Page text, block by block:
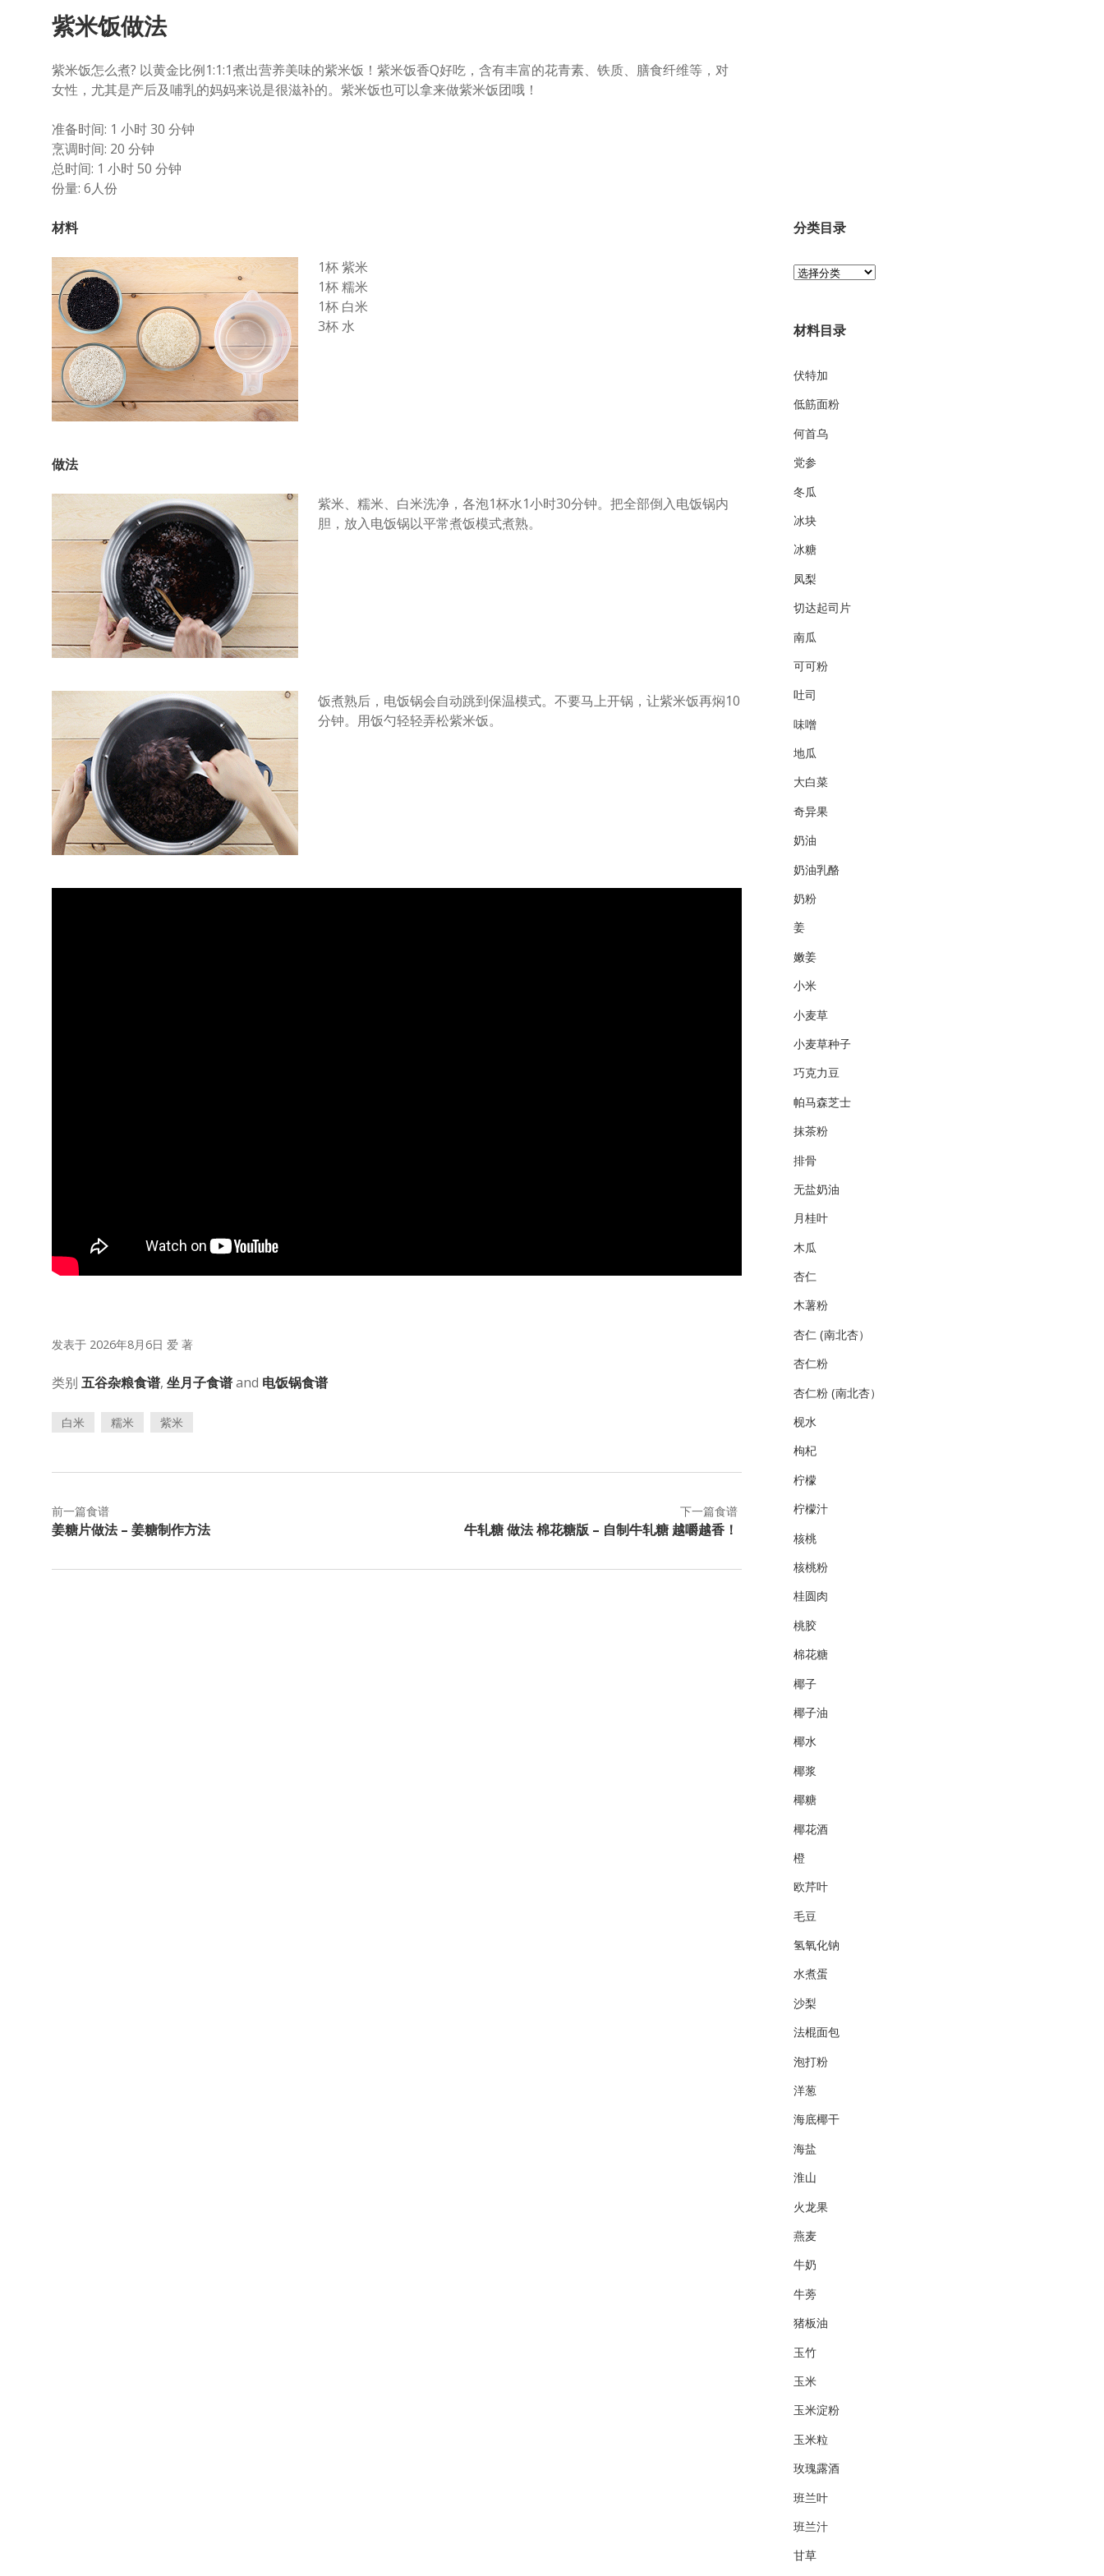
紫米饭做法
紫米饭怎么煮? 以黄金比例1:1:1煮出营养美味的紫米饭！紫米饭香Q好吃，含有丰富的花青素、铁质、膳食纤维等，对
女性，尤其是产后及哺乳的妈妈来说是很滋补的。紫米饭也可以拿来做紫米饭团哦！
准备时间: 1 小时 30 分钟
烹调时间: 20 分钟
总时间: 1 小时 50 分钟
份量: 6人份
材料
1杯 紫米
1杯 糯米
1杯 白米
3杯 水
做法
紫米、糯米、白米洗净，各泡1杯水1小时30分钟。把全部倒入电饭锅内
胆，放入电饭锅以平常煮饭模式煮熟。
饭煮熟后，电饭锅会自动跳到保温模式。不要马上开锅，让紫米饭再焖10
分钟。用饭勺轻轻弄松紫米饭。
发表于 2026年8月6日 爱 著
类别 五谷杂粮食谱, 坐月子食谱and 电饭锅食谱
白米 糯米 紫米
前一篇食谱
姜糖片做法 – 姜糖制作方法
下一篇食谱
牛轧糖 做法 棉花糖版 – 自制牛轧糖 越嚼越香！
分类目录
分
录
材料目录
伏特加
低筋面粉
何首乌
党参
冬瓜
冰块
冰糖
凤梨
切达起司片
南瓜
可可粉
吐司
味噌
地瓜
大白菜
奇异果
奶油
奶油乳酪
奶粉
姜
嫩姜
小米
小麦草
小麦草种子
巧克力豆
帕马森芝士
抹茶粉
排骨
无盐奶油
月桂叶
木瓜
杏仁
木薯粉
杏仁 (南北杏）
杏仁粉
杏仁粉 (南北杏）
枧水
枸杞
柠檬
柠檬汁
核桃
核桃粉
桂圆肉
桃胶
棉花糖
椰子
椰子油
椰水
椰浆
椰糖
椰花酒
橙
欧芹叶
毛豆
氢氧化钠
水煮蛋
沙梨
法棍面包
泡打粉
洋葱
海底椰干
海盐
淮山
火龙果
燕麦
牛奶
牛蒡
猪板油
玉竹
玉米
玉米淀粉
玉米粒
玫瑰露酒
班兰叶
班兰汁
甘草